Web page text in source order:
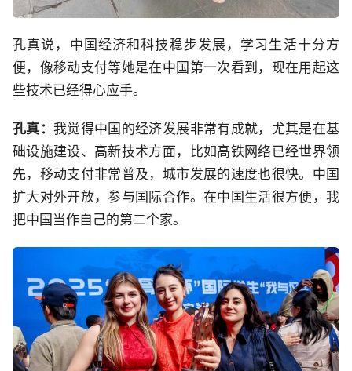
孔真说，中国经济和科技稳步发展，学习生活十分方
便，像移动支付等她是在中国第一次看到，现在用起这
些技术已经得心应手。
孔真：我觉得中国的经济发展非常有成就，尤其是在基
础设施建设、高新技术方面，比如高铁网络已经世界领
先，移动支付非常普及，城市发展的速度也很快。中国
扩大对外开放，参与国际合作。在中国生活很方便，我
把中国当作自己的第二个家。